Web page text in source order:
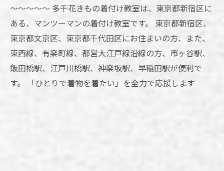
～～～～～ 多千花きもの着付け教室は、東京都新宿区に
ある、マンツーマンの着付け教室です。 東京都新宿区、
東京都文京区、東京都千代田区にお住まいの方、また、
東西線、有楽町線、都営大江戸線沿線の方、市ヶ谷駅、
飯田橋駅、江戸川橋駅、神楽坂駅、早稲田駅が便利で
す。 「ひとりで着物を着たい」を全力で応援します